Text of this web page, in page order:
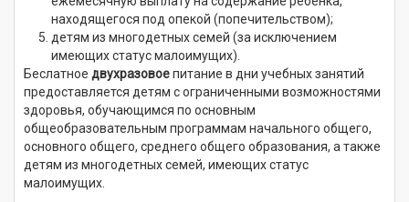
находящегося под опекой (попечительством);
детям из многодетных семей (за исключением
имеющих статус малоимущих).
Беслатное двухразовоепитание в дни учебных занятий
предоставляется детям с ограниченными возможностями
здоровья, обучающимся по основным
общеобразовательным программам начального общего,
основного общего, среднего общего образования, а также
детям из многодетных семей, имеющих статус
малоимущих.